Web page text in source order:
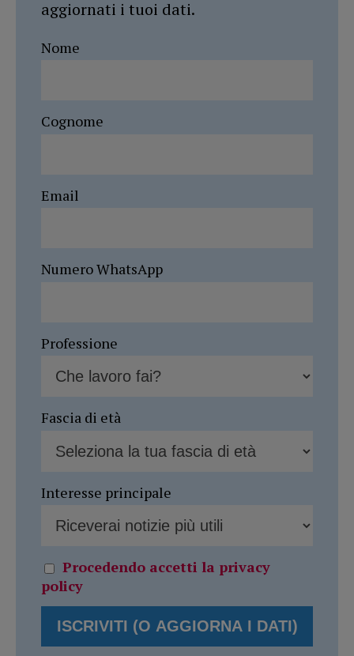
aggiornati i tuoi dati.
Nome
Cognome
Email
Numero WhatsApp
Professione
Fascia di età
Interesse principale
Procedendo accetti la privacy
policy